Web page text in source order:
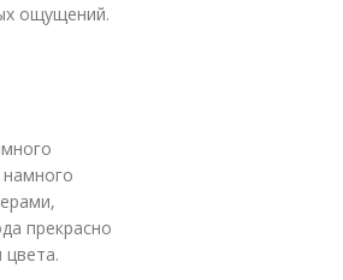
ощущений.
прекрасно